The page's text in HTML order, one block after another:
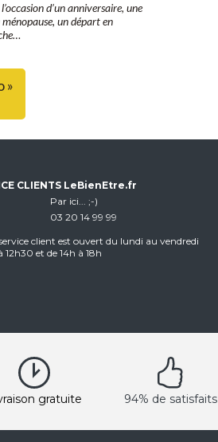
d’un anniversaire, une
un départ en
»
CLIENTS LeBienEtre.fr
Par ici... ;-)
03 20 14 99 99
client est ouvert du lundi au vendredi
12h30 et de 14h à 18h
gratuite 94% de satisfaits